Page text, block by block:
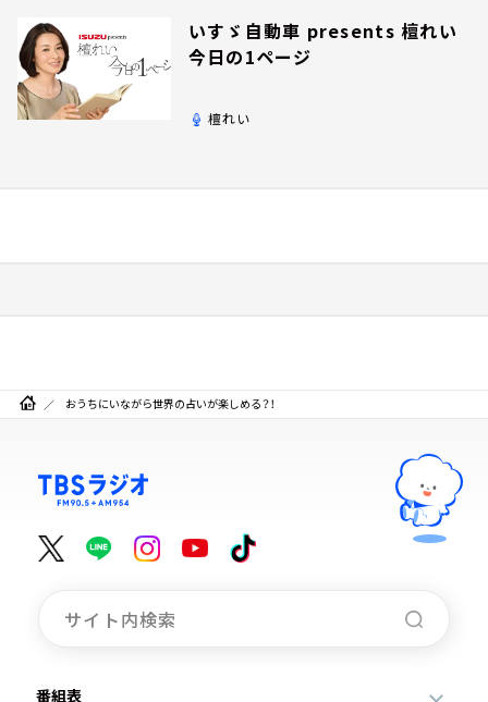
いすゞ自動車 presents 檀れい
今日の1ページ
檀れい
おうちにいながら世界の占いが楽しめる？！
番組表